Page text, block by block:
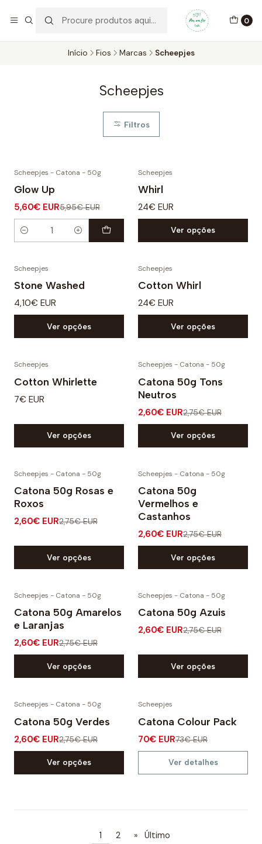
0
No concelho de Oeiras a entrega pode ser feita em mãos.
Início Fios Marcas Scheepjes
Scheepjes
Filtros
Scheepjes - Catona - 50g
Glow Up
5,60€ EUR5,95€ EUR
Quantidade
Scheepjes
Whirl
24€ EUR
Ver opções
Scheepjes
Stone Washed
4,10€ EUR
Ver opções
Scheepjes
Cotton Whirl
24€ EUR
Ver opções
Scheepjes
Cotton Whirlette
7€ EUR
Ver opções
Scheepjes - Catona - 50g
Catona 50g Tons
Neutros
2,60€ EUR2,75€ EUR
Ver opções
Scheepjes - Catona - 50g
Catona 50g Rosas e
Roxos
2,60€ EUR2,75€ EUR
Ver opções
Scheepjes - Catona - 50g
Catona 50g
Vermelhos e
Castanhos
2,60€ EUR2,75€ EUR
Ver opções
Scheepjes - Catona - 50g
Catona 50g Amarelos
e Laranjas
2,60€ EUR2,75€ EUR
Ver opções
Scheepjes - Catona - 50g
Catona 50g Azuis
2,60€ EUR2,75€ EUR
Ver opções
Scheepjes - Catona - 50g
Catona 50g Verdes
2,60€ EUR2,75€ EUR
Ver opções
Esgotado
Scheepjes
Catona Colour Pack
70€ EUR73€ EUR
Ver detalhes
1 2 » Último